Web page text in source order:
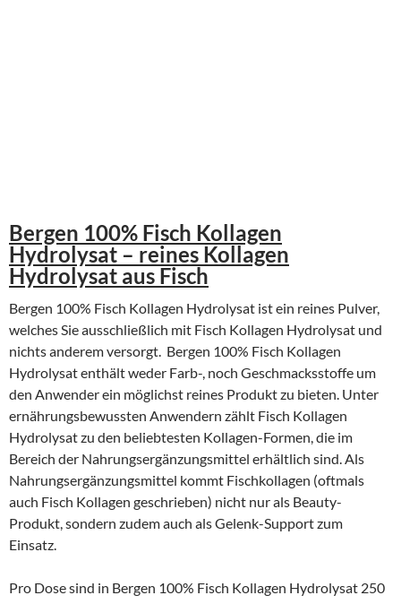
Bergen 100% Fisch Kollagen
Hydrolysat – reines Kollagen
Hydrolysat aus Fisch
Bergen 100% Fisch Kollagen Hydrolysat ist ein reines Pulver,
welches Sie ausschließlich mit Fisch Kollagen Hydrolysat und
nichts anderem versorgt. Bergen 100% Fisch Kollagen
Hydrolysat enthält weder Farb-, noch Geschmacksstoffe um
den Anwender ein möglichst reines Produkt zu bieten. Unter
ernährungsbewussten Anwendern zählt Fisch Kollagen
Hydrolysat zu den beliebtesten Kollagen-Formen, die im
Bereich der Nahrungsergänzungsmittel erhältlich sind. Als
Nahrungsergänzungsmittel kommt Fischkollagen (oftmals
auch Fisch Kollagen geschrieben) nicht nur als Beauty-
Produkt, sondern zudem auch als Gelenk-Support zum
Einsatz.
Pro Dose sind in Bergen 100% Fisch Kollagen Hydrolysat 250